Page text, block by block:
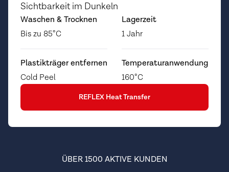
Sichtbarkeit im Dunkeln
Waschen & Trocknen
Bis zu 85°C
Lagerzeit
1 Jahr
Plastikträger entfernen
Cold Peel
Temperaturanwendung
160°C
REFLEX Heat Transfer
ÜBER 1500 AKTIVE KUNDEN